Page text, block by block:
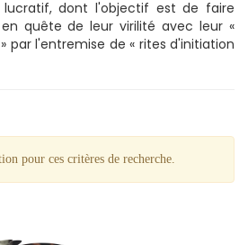
dont l'objectif est de faire
quête de leur virilité avec leur «
par l'entremise de « rites d'initiation
pour ces critères de recherche.